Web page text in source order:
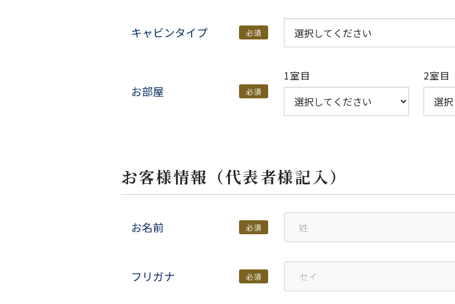
キャビンタイプ 必須
お部屋 必須
1室目 2室目
お客様情報（代表者様記入）
お名前 必須
フリガナ 必須